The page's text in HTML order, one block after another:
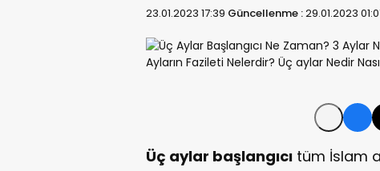
23.01.2023 17:39 Güncellenme :29.01.2023
Üç aylar başlangıcı tüm İslam